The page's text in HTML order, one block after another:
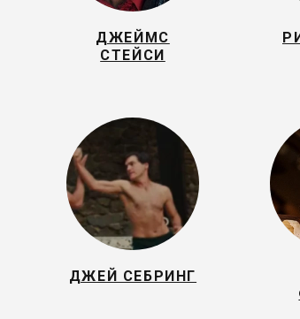
ДЖЕЙМС
СТЕЙСИ
ДЖЕЙ СЕБРИНГ